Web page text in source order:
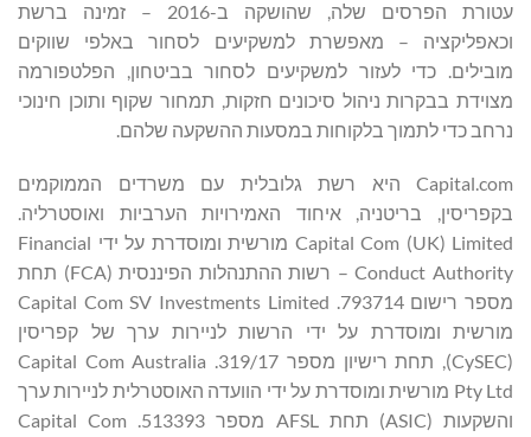
עטורת הפרסים שלה, שהושקה ב-2016 – זמינה ברשת
וכאפליקציה – מאפשרת למשקיעים לסחור באלפי שווקים
מובילים. כדי לעזור למשקיעים לסחור בביטחון, הפלטפורמה
מצוידת בבקרות ניהול סיכונים חזקות, תמחור שקוף ותוכן חינוכי
נרחב כדי לתמוך בלקוחות במסעות ההשקעה שלהם.
Capital.com היא רשת גלובלית עם משרדים הממוקמים
בקפריסין, בריטניה, איחוד האמירויות הערביות ואוסטרליה.
Capital Com (UK) Limited מורשית ומוסדרת על ידי Financial
Conduct Authority – רשות ההתנהלות הפיננסית (FCA) תחת
מספר רישום 793714. Capital Com SV Investments Limited
מורשית ומוסדרת על ידי הרשות לניירות ערך של קפריסין
(CySEC), תחת רישיון מספר 319/17. Capital Com Australia
Pty Ltd מורשית ומוסדרת על ידי הוועדה האוסטרלית לניירות ערך
והשקעות (ASIC) תחת AFSL מספר 513393. Capital Com